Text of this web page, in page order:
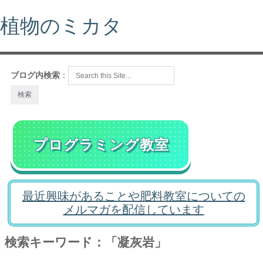
植物のミカタ
ブログ内検索 ：
プログラミング教室
最近興味があることや肥料教室についての
メルマガを配信しています
検索キーワード：「凝灰岩」